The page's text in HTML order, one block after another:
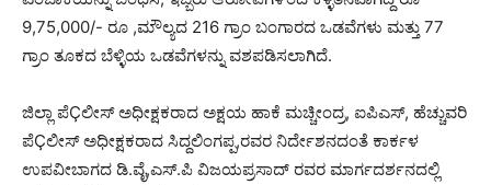
9,75,000/- ರೂ ,ಮೌಲ್ಯದ 216 ಗ್ರಾಂ ಬಂಗಾರದ ಒಡವೆಗಳು ಮತ್ತು 77
ಗ್ರಾಂ ತೂಕದ ಬೆಳ್ಳಿಯ ಒಡವೆಗಳನ್ನು ವಶಪಡಿಸಲಾಗಿದೆ.
ಜಿಲ್ಲಾ ಪೆÇಲೀಸ್ ಅಧೀಕ್ಷಕರಾದ ಅಕ್ಷಯ ಹಾಕೆ ಮಚ್ಚೀಂದ್ರ, ಐಪಿಎಸ್, ಹೆಚ್ಚುವರಿ
ಪೆÇಲೀಸ್ ಅಧೀಕ್ಷಕರಾದ ಸಿದ್ದಲಿಂಗಪ್ಪ,ರವರ ನಿರ್ದೇಶನದಂತೆ ಕಾರ್ಕಳ
ಉಪವೀಬಾಗದ ಡಿ.ವೈ,ಎಸ್.ಪಿ ವಿಜಯಪ್ರಸಾದ್ ರವರ ಮಾರ್ಗದರ್ಶನದಲ್ಲಿ